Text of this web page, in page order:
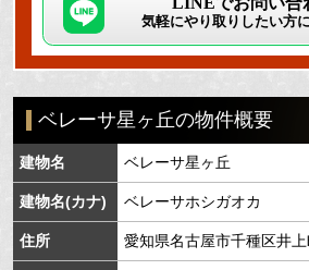
気軽にやり取りしたい方
ベレーサ星ヶ丘の物件概要
建物名 ベレーサ星ヶ丘
建物名(カナ) ベレーサホシガオカ
住所 愛知県名古屋市千種区井